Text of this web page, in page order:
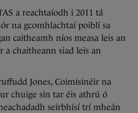
a reachtaíodh i 2011 tá
na gcomhlachtaí poiblí sa
caitheamh níos measa leis an
a chaitheann siad leis an
Jones, Coimisinéir na
chuige sin tar éis athrú ó
seirbhísí trí mheán